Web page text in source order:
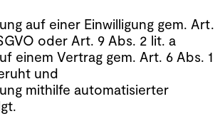
auf einer Einwilligung gem. Art.
oder Art. 9 Abs. 2 lit. a
einem Vertrag gem. Art. 6 Abs. 1
und
mithilfe automatisierter